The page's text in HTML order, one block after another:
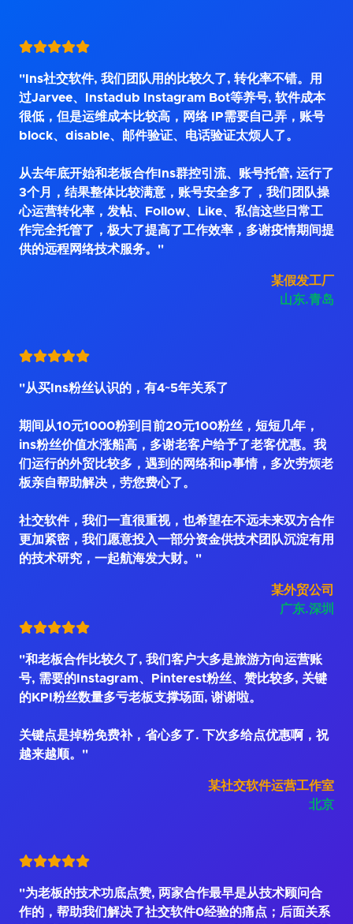
"Ins社交软件, 我们团队用的比较久了, 转化率不错。用
过Jarvee、Instadub Instagram Bot等养号, 软件成本
很低，但是运维成本比较高，网络 IP需要自己弄，账号
block、disable、邮件验证、电话验证太烦人了。
从去年底开始和老板合作Ins群控引流、账号托管, 运行了
3个月，结果整体比较满意，账号安全多了，我们团队操
心运营转化率，发帖、Follow、Like、私信这些日常工
作完全托管了，极大了提高了工作效率，多谢疫情期间提
供的远程网络技术服务。"
某假发工厂
山东.青岛
"从买Ins粉丝认识的，有4~5年关系了
期间从10元1000粉到目前20元100粉丝，短短几年，
ins粉丝价值水涨船高，多谢老客户给予了老客优惠。我
们运行的外贸比较多，遇到的网络和ip事情，多次劳烦老
板亲自帮助解决，劳您费心了。
社交软件，我们一直很重视，也希望在不远未来双方合作
更加紧密，我们愿意投入一部分资金供技术团队沉淀有用
的技术研究，一起航海发大财。"
某外贸公司
广东.深圳
"和老板合作比较久了, 我们客户大多是旅游方向运营账
号, 需要的Instagram、Pinterest粉丝、赞比较多, 关键
的KPI粉丝数量多亏老板支撑场面, 谢谢啦。
关键点是掉粉免费补，省心多了. 下次多给点优惠啊，祝
越来越顺。"
某社交软件运营工作室
北京
"为老板的技术功底点赞, 两家合作最早是从技术顾问合
作的，帮助我们解决了社交软件0经验的痛点；后面关系